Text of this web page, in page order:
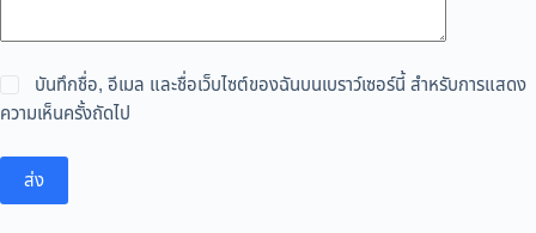
บันทึกชื่อ, อีเมล และชื่อเว็บไซต์ของฉันบนเบราว์เซอร์นี้ สำหรับการแสดง
ความเห็นครั้งถัดไป
ส่ง